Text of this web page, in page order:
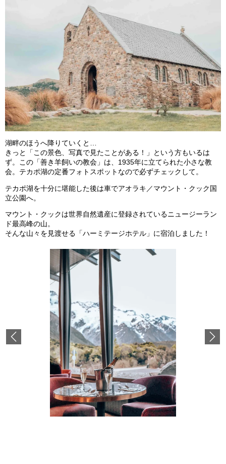
湖畔のほうへ降りていくと…
きっと「この景色、写真で見たことがある！」という方もいるは
ず。この「善き羊飼いの教会」は、1935年に立てられた小さな教
会。テカポ湖の定番フォトスポットなので必ずチェックして。
テカポ湖を十分に堪能した後は車でアオラキ／マウント・クック国
立公園へ。
マウント・クックは世界自然遺産に登録されているニュージーラン
ド最高峰の山。
そんな山々を見渡せる「ハーミテージホテル」に宿泊しました！
Previous